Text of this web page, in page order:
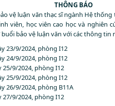
THÔNG BÁO
vệ luận văn thạc sĩ ngành Hệ
viên, học viên cao học và nghiên
buổi bảo vệ luận văn với các thông tin
23/9/2024, phòng I12
24/9/2024, phòng I12
25/9/2024, phòng I12
25/9/2024, phòng I12
26/9/2024, phòng B11A
27/9/2024, phòng I12